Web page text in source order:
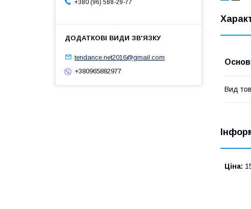
Вид
Ціна:
+380 (96) 588-29-77
tendance.net2016@gmail.com
+380965882977